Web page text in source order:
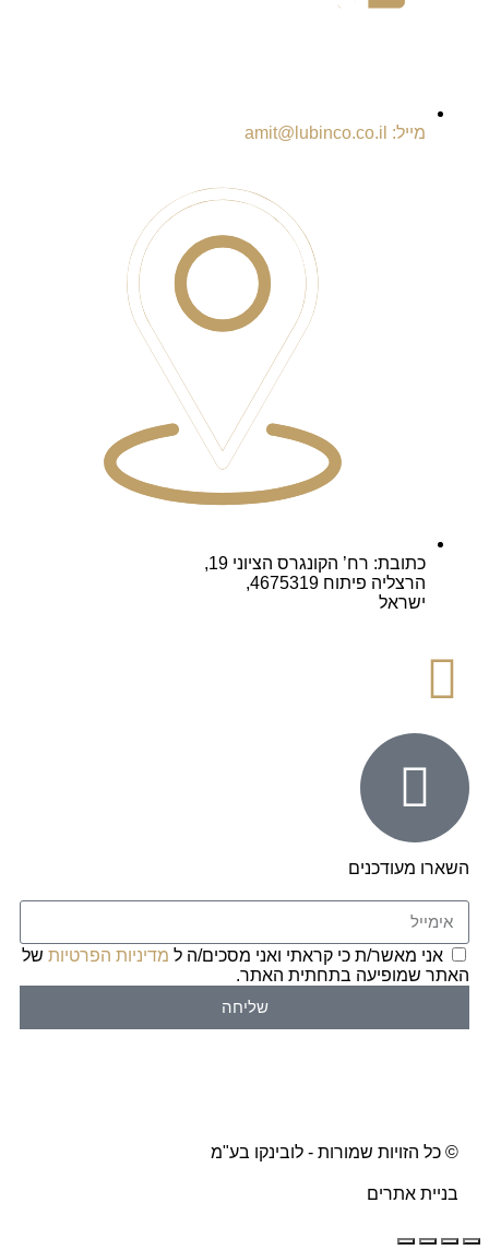
מייל: amit@lubinco.co.il
כתובת: רח’ הקונגרס הציוני 19,
הרצליה פיתוח 4675319,
ישראל
השארו מעודכנים
אני מאשר/ת כי קראתי ואני מסכים/ה ל מדיניות הפרטיות של
האתר שמופיעה בתחתית האתר.
שליחה
© כל הזויות שמורות - לובינקו בע"מ
בניית אתרים